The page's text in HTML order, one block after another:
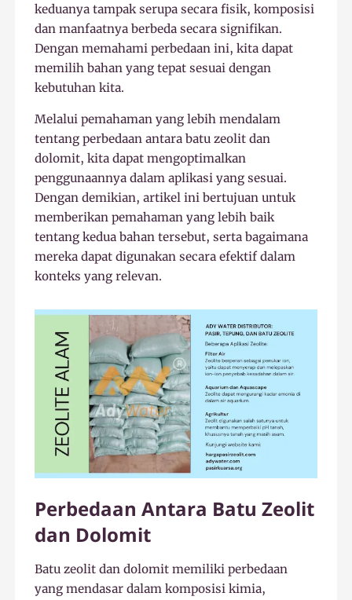
keduanya tampak serupa secara fisik, komposisi
dan manfaatnya berbeda secara signifikan.
Dengan memahami perbedaan ini, kita dapat
memilih bahan yang tepat sesuai dengan
kebutuhan kita.
Melalui pemahaman yang lebih mendalam
tentang perbedaan antara batu zeolit dan
dolomit, kita dapat mengoptimalkan
penggunaannya dalam aplikasi yang sesuai.
Dengan demikian, artikel ini bertujuan untuk
memberikan pemahaman yang lebih baik
tentang kedua bahan tersebut, serta bagaimana
mereka dapat digunakan secara efektif dalam
konteks yang relevan.
Perbedaan Antara Batu Zeolit
dan Dolomit
Batu zeolit dan dolomit memiliki perbedaan
yang mendasar dalam komposisi kimia,